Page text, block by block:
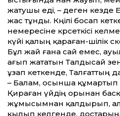
жатушы еді, – деген кезде
жас тұнды. Көңілі босап
немересіне көрсеткісі
күйі қалың қараған-шілік
Бұл жай ғана сай емес,
ағып жататын Талдысай
ұзап кеткенде, Талғаттың
– Балам, осынша құмартып
Қираған үйдің орынан
жұмысымнан қалдырып,
қылып келгенде,